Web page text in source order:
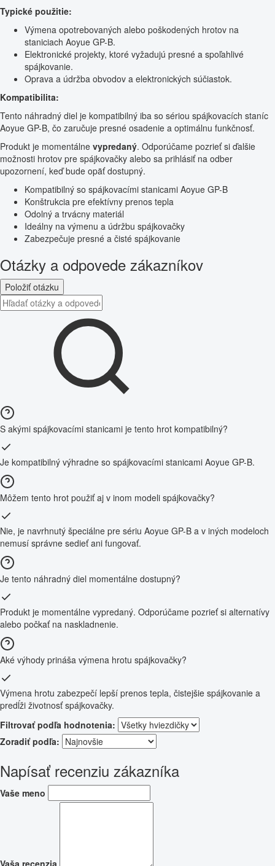
Typické použitie:
Výmena opotrebovaných alebo poškodených hrotov na
staniciach Aoyue GP-B.
Elektronické projekty, ktoré vyžadujú presné a spoľahlivé
spájkovanie.
Oprava a údržba obvodov a elektronických súčiastok.
Kompatibilita:
Tento náhradný diel je kompatibilný iba so sériou spájkovacích staníc
Aoyue GP-B, čo zaručuje presné osadenie a optimálnu funkčnosť.
Produkt je momentálne vypredaný. Odporúčame pozrieť si ďalšie
možnosti hrotov pre spájkovačky alebo sa prihlásiť na odber
upozornení, keď bude opäť dostupný.
Kompatibilný so spájkovacími stanicami Aoyue GP-B
Konštrukcia pre efektívny prenos tepla
Odolný a trvácny materiál
Ideálny na výmenu a údržbu spájkovačky
Zabezpečuje presné a čisté spájkovanie
Otázky a odpovede zákazníkov
Položiť otázku
S akými spájkovacími stanicami je tento hrot kompatibilný?
Je kompatibilný výhradne so spájkovacími stanicami Aoyue GP-B.
Môžem tento hrot použiť aj v inom modeli spájkovačky?
Nie, je navrhnutý špeciálne pre sériu Aoyue GP-B a v iných modeloch
nemusí správne sedieť ani fungovať.
Je tento náhradný diel momentálne dostupný?
Produkt je momentálne vypredaný. Odporúčame pozrieť si alternatívy
alebo počkať na naskladnenie.
Aké výhody prináša výmena hrotu spájkovačky?
Výmena hrotu zabezpečí lepší prenos tepla, čistejšie spájkovanie a
predĺži životnosť spájkovačky.
Filtrovať podľa hodnotenia:
Zoradiť podľa:
Napísať recenziu zákazníka
Vaše meno